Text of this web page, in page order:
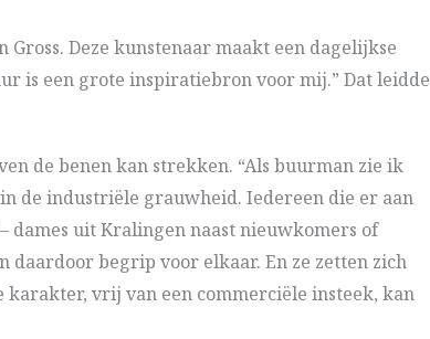
Deze kunstenaar maakt een dagelijkse
is een grote inspiratiebron voor mij.” Dat leidde
de benen kan strekken. “Als buurman zie ik
de industriële grauwheid. Iedereen die er aan
dames uit Kralingen naast nieuwkomers of
begrip voor elkaar. En ze zetten zich
karakter, vrij van een commerciële insteek, kan